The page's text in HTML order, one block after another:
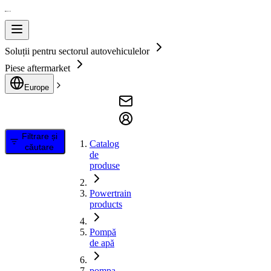
Soluții pentru sectorul autovehiculelor
Piese aftermarket
Europe
Filtrare și
căutare
Catalog
de
produse
Powertrain
products
Pompă
de apă